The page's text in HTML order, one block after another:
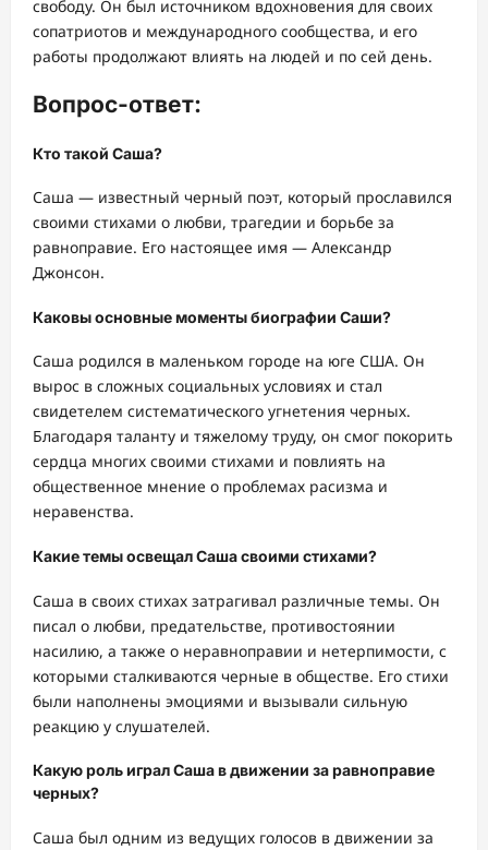
свободу. Он был источником вдохновения для своих
сопатриотов и международного сообщества, и его
работы продолжают влиять на людей и по сей день.
Вопрос-ответ:
Кто такой Саша?
Саша — известный черный поэт, который прославился
своими стихами о любви, трагедии и борьбе за
равноправие. Его настоящее имя — Александр
Джонсон.
Каковы основные моменты биографии Саши?
Саша родился в маленьком городе на юге США. Он
вырос в сложных социальных условиях и стал
свидетелем систематического угнетения черных.
Благодаря таланту и тяжелому труду, он смог покорить
сердца многих своими стихами и повлиять на
общественное мнение о проблемах расизма и
неравенства.
Какие темы освещал Саша своими стихами?
Саша в своих стихах затрагивал различные темы. Он
писал о любви, предательстве, противостоянии
насилию, а также о неравноправии и нетерпимости, с
которыми сталкиваются черные в обществе. Его стихи
были наполнены эмоциями и вызывали сильную
реакцию у слушателей.
Какую роль играл Саша в движении за равноправие
черных?
Саша был одним из ведущих голосов в движении за